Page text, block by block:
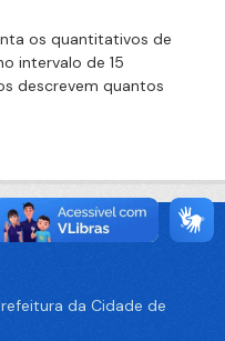
os quantitativos de
intervalo de 15
descrevem quantos
da Cidade de